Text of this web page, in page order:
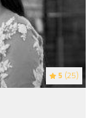
5 (25)